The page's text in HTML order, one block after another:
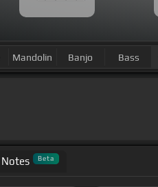
Mandolin Banjo Bass
Notes Beta